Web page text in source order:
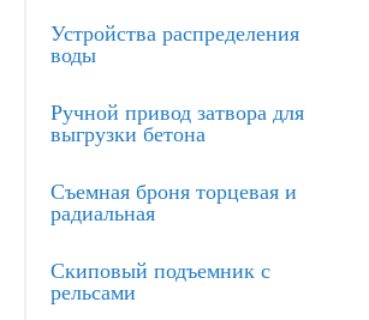
Устройства распределения
воды
Ручной привод затвора для
выгрузки бетона
Съемная броня торцевая и
радиальная
Скиповый подъемник с
рельсами